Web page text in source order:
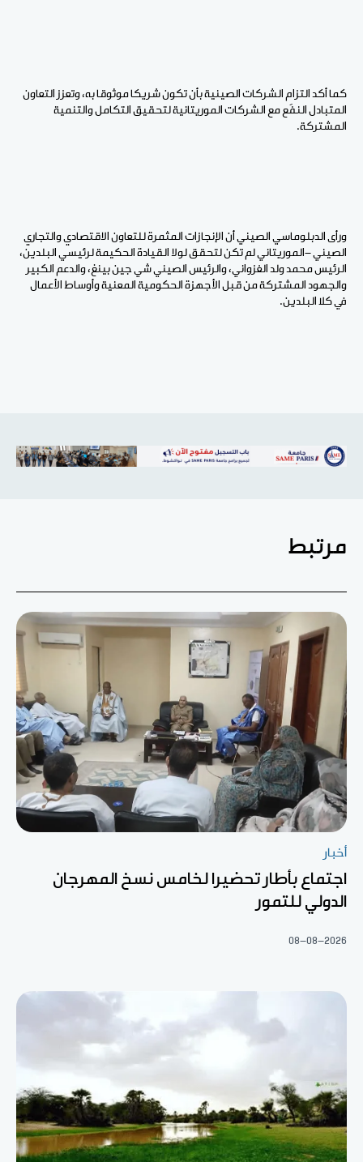
كما أكد التزام الشركات الصينيةبأنتكونشريكاموثوقابه،وتعزز التعاون
المتبادل النفَع مع الشركات الموريتانيةلتحقيق التكاملوالتنمية
المشتركة.
ورأى الدبلوماسي الصيني أن الإنجازات المثمرة للتعاون الاقتصادي والتجاري
الصيني-الموريتاني لم تكن لتحقق لولا القيادة الحكيمة لرئيسي البلدين،
الرئيس محمد ولد الغزواني، والرئيس الصيني شي جين بينغ، والدعم الكبير
والجهود المشتركة من قبل الأجهزة الحكومية المعنية وأوساط الأعمال
في كلا البلدين.
مرتبط
أخبار
اجتماع بأطار تحضيرا لخامس نسخ المهرجان
الدولي للتمور
08-08-2026